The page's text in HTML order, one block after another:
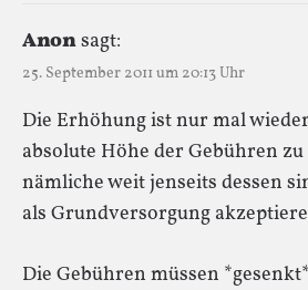
Anonsagt:
25. September 2011 um 20:13 Uhr
Die Erhöhung ist nur mal
absolute Höhe der Gebühren
nämliche weit jenseits dessen
als Grundversorgung
Die Gebühren müssen